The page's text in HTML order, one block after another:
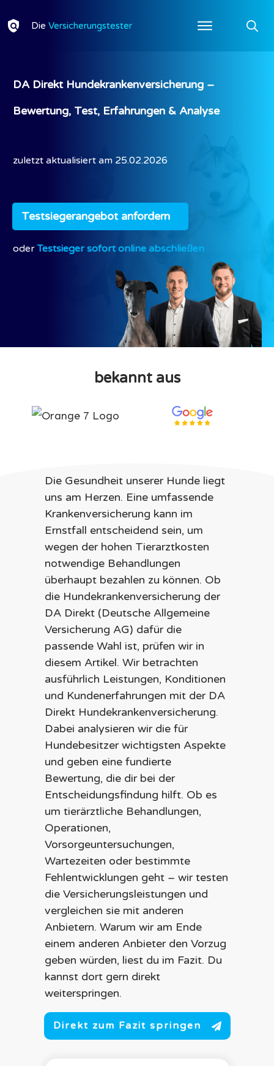
Die Versicherungstester
DA Direkt Hundekrankenversicherung –
Bewertung, Test, Erfahrungen & Analyse
zuletzt aktualisiert am 25.02.2026
Testsiegerangebot anfordern
oderTestsieger sofort online abschließen
bekannt aus
Die Gesundheit unserer Hunde liegt
uns am Herzen. Eine umfassende
Krankenversicherung kann im
Ernstfall entscheidend sein, um
wegen der hohen Tierarztkosten
notwendige Behandlungen
überhaupt bezahlen zu können. Ob
die Hundekrankenversicherung der
DA Direkt (Deutsche Allgemeine
Versicherung AG) dafür die
passende Wahl ist, prüfen wir in
diesem Artikel. Wir betrachten
ausführlich Leistungen, Konditionen
und Kundenerfahrungen mit der DA
Direkt Hundekrankenversicherung.
Dabei analysieren wir die für
Hundebesitzer wichtigsten Aspekte
und geben eine fundierte
Bewertung, die dir bei der
Entscheidungsfindung hilft. Ob es
um tierärztliche Behandlungen,
Operationen,
Vorsorgeuntersuchungen,
Wartezeiten oder bestimmte
Fehlentwicklungen geht – wir testen
die Versicherungsleistungen und
vergleichen sie mit anderen
Anbietern. Warum wir am Ende
einem anderen Anbieter den Vorzug
geben würden, liest du im Fazit. Du
kannst dort gern direkt
weiterspringen.
Direkt zum Fazit springen